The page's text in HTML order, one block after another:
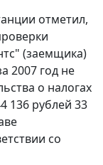
отметил,
(заемщика)
2007 год не
о налогах
136 рублей 33
со